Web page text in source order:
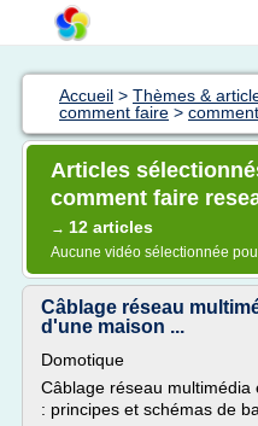
Accueil > Thèmes &
comment faire >
Articles
comment faire
→ 12 articles
Aucune vidéo sélectionnée
Câblage réseau
d'une maison ...
Domotique
Câblage réseau
: principes et schémas de